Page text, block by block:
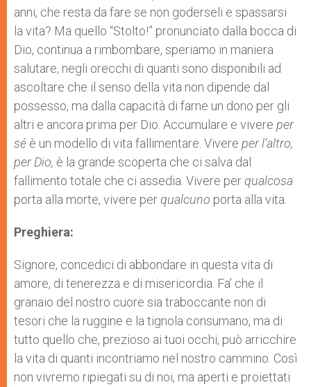
anni, che resta da fare se non goderseli e spassarsi
la vita? Ma quello “Stolto!” pronunciato dalla bocca di
Dio, continua a rimbombare, speriamo in maniera
salutare, negli orecchi di quanti sono disponibili ad
ascoltare che il senso della vita non dipende dal
possesso, ma dalla capacità di farne un dono per gli
altri e ancora prima per Dio. Accumulare e vivere per
sé è un modello di vita fallimentare. Vivere per l’altro,
per Dio, è la grande scoperta che ci salva dal
fallimento totale che ci assedia. Vivere perqualcosa
porta alla morte, vivere perqualcuno porta alla vita.
Preghiera:
Signore, concedici di abbondare in questa vita di
amore, di tenerezza e di misericordia. Fa’ che il
granaio del nostro cuore sia traboccante non di
tesori che la ruggine e la tignola consumano, ma di
tutto quello che, prezioso ai tuoi occhi, può arricchire
la vita di quanti incontriamo nel nostro cammino. Così
non vivremo ripiegati su di noi, ma aperti e proiettati